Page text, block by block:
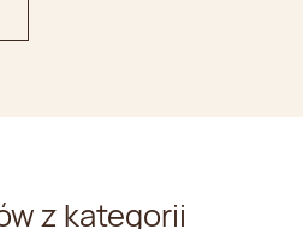
z kategorii